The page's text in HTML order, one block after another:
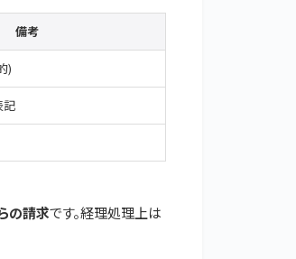
備考
)
記
の請求です。経理処理上は